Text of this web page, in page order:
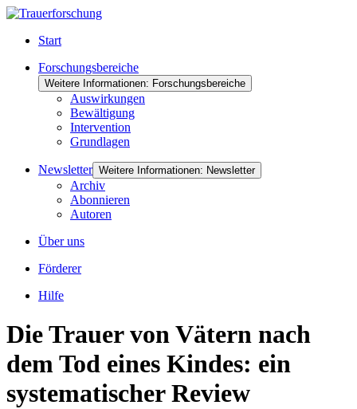
Start
Forschungsbereiche
Weitere Informationen: Forschungsbereiche
Auswirkungen
Bewältigung
Intervention
Grundlagen
Newsletter Weitere Informationen: Newsletter
Archiv
Abonnieren
Autoren
Über uns
Förderer
Hilfe
Die Trauer von Vätern nach
dem Tod eines Kindes: ein
systematischer Review